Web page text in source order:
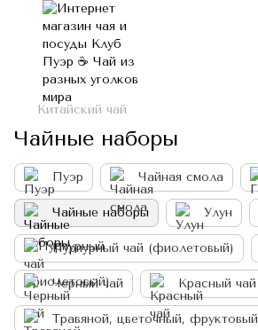
Китайский чай
Чайные наборы
Пуэр Чайная смола
Чайные наборы Улун
Пурпурный чай (фиолетовый)
Черный чай Красный чай
Травяной, цветочный, фруктовый